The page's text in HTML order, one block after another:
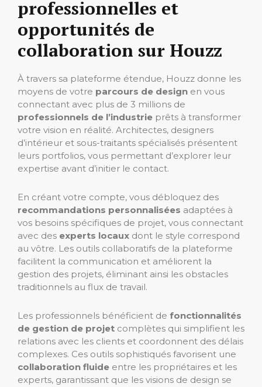
professionnelles et
opportunités de
collaboration sur Houzz
À travers sa plateforme étendue, Houzz donne les
moyens de votre parcours de design en vous
connectant avec plus de 3 millions de
professionnels de l’industrie prêts à transformer
votre vision en réalité. Architectes, designers
d’intérieur et sous-traitants spécialisés présentent
leurs portfolios, vous permettant d’explorer leur
expertise avant d’initier le contact.
En créant votre compte, vous débloquez des
recommandations personnalisées adaptées à
vos besoins spécifiques de projet, vous connectant
avec des experts locaux dont le style correspond
au vôtre. Les outils collaboratifs de la plateforme
facilitent la communication et améliorent la
gestion des projets, éliminant ainsi les obstacles
traditionnels au flux de travail.
Les professionnels bénéficient de fonctionnalités
de gestion de projet complètes qui simplifient les
relations avec les clients et coordonnent des délais
complexes. Ces outils sophistiqués favorisent une
collaboration fluide entre les propriétaires et les
experts, garantissant que les visions de design se